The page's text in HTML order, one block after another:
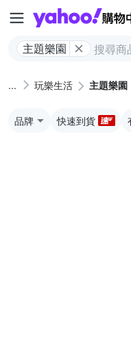
主題樂園
玩樂生活 主題樂園
品牌 快速到貨